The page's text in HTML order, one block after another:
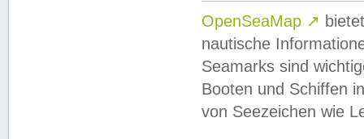
OpenSeaMap ↗
nautische
Seamarks sind
Booten und Schiffen
von Seezeichen wie